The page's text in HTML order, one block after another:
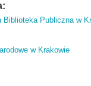
Biblioteka Publiczna w
w Krakowie